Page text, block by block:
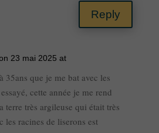
Reply
23 mai 2025 at
35ans que je me bat avec les
cette année je me rend
terre très argileuse qui était très
les racines de liserons est